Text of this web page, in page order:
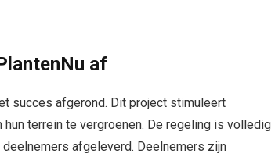
af
succes afgerond. Dit project stimuleert
terrein te vergroenen. De regeling is volledig
afgeleverd. Deelnemers zijn